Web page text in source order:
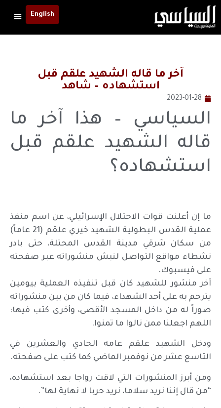
English
آخر ما قاله الشهيد علقم قبل
استشهاده – شاهد
2023-01-28
السياسي – هذا آخر ما
قاله الشهيد علقم قبل
استشهاده؟
ما إن أعلنت قوات الاحتلال الإسرائيلي، عن اسم منفذ
عملية القدس البطولية الشهيد خيري علقم (21 عاماً)
من سكان شرقي مدينة القدس المحتلة، حتى بادر
نشطاء مواقع التواصل لنبش منشوراته عبر صفحته
على فيسبوك.
آخر منشور للشهيد كان قبل تنفيذه العملية بيومين
يترحم به على أحد الشهداء، فيما كان من بين منشوراته
صوراً له من داخل المسجد الأقصى، وأخرى كتب فيها:
اللهم اجعلنا ممن نالوا ما تمنوا.
ودخل الشهيد علقم عامه الحادي والعشرين في
التاسع عشر من نوفمبر الماضي كما كتب على صفحته.
ومن أبرز المنشورات التي لاقت رواجا بعد استشهاده،
“من قال إننا نريد سلاما، نريد حربا لا نهاية لها”.